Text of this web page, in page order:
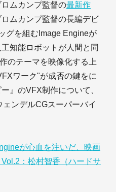
ムカンプ監督の最新作
ムカンプ監督の長編デビ
グを組むImage Engineが
知能ロボットが人間と同
のテーマを映像化する上
ワーク"が成否の鍵をに
』のVFX制作について、
ンデルCGスーパーバイ
が心血を注いだ、映画
：松村智香（ハードサ